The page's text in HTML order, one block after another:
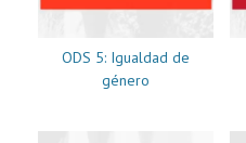
ODS 5: Igualdad de
género